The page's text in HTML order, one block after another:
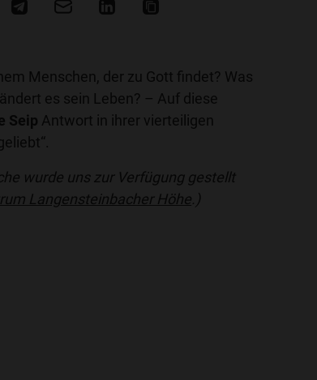
Menschen, der zu Gott findet? Was
es sein Leben? – Auf diese
Seip Antwort in ihrer vierteiligen
wurde uns zur Verfügung gestellt
Langensteinbacher Höhe .)